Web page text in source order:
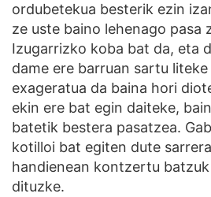
ordubetekua besterik ezin
ze uste baino lehenago pasa
Izugarrizko koba bat da, eta
dame ere barruan sartu
exageratua da baina hori
ekin ere bat egin daiteke,
batetik bestera pasatzea.
kotilloi bat egiten dute
handienean kontzertu
dituzke.